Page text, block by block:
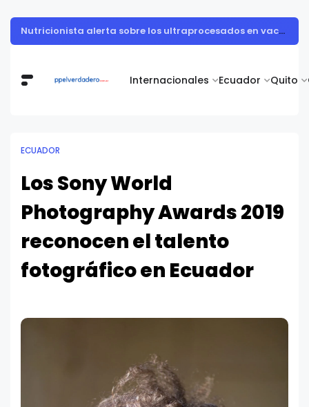
Internacionales Ecuador Quito
Muestra de arte contemporáneo reunió a cuerpo diplomático y artistas nacionales en la Academia Diplomática Galo Plaza
ECUADOR
Los Sony World
Photography Awards 2019
reconocen el talento
fotográfico en Ecuador